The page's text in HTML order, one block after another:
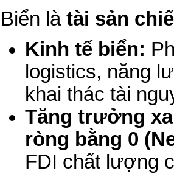
Biển là tài sản
Kinh tế biển:
logistics, năng
khai thác tài
Tăng trưởng
ròng bằng 0
FDI chất lượng